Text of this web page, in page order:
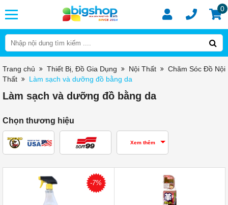
0
Trang chủ Thiết Bị, Đồ Gia Dụng Nội Thất
Chăm Sóc Đồ Nội
Thất
Làm sạch và dưỡng đồ bằng da
Làm sạch và dưỡng đồ bằng da
Chọn thương hiệu
Xem thêm
-7%